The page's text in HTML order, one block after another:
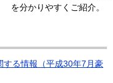
を分かりやすくご紹介。
る情報（平成30年7月豪